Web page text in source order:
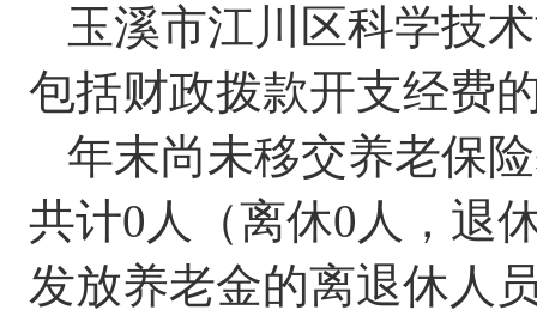
玉溪市江川区科学技
包括财政拨款开支经费
年末尚未移交养老保
共计0 人 （离休0 人，退
发放养老金的离退休人